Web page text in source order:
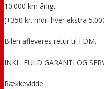
10.000 km årligt
(+350 kr. mdr. hver ekstra
Bilen afleveres retur til FDM.
INKL. FULD GARANTI OG
Rækkevidde